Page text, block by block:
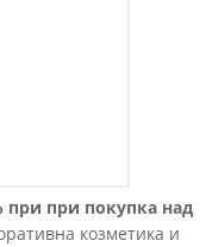
при при покупка над
козметика и